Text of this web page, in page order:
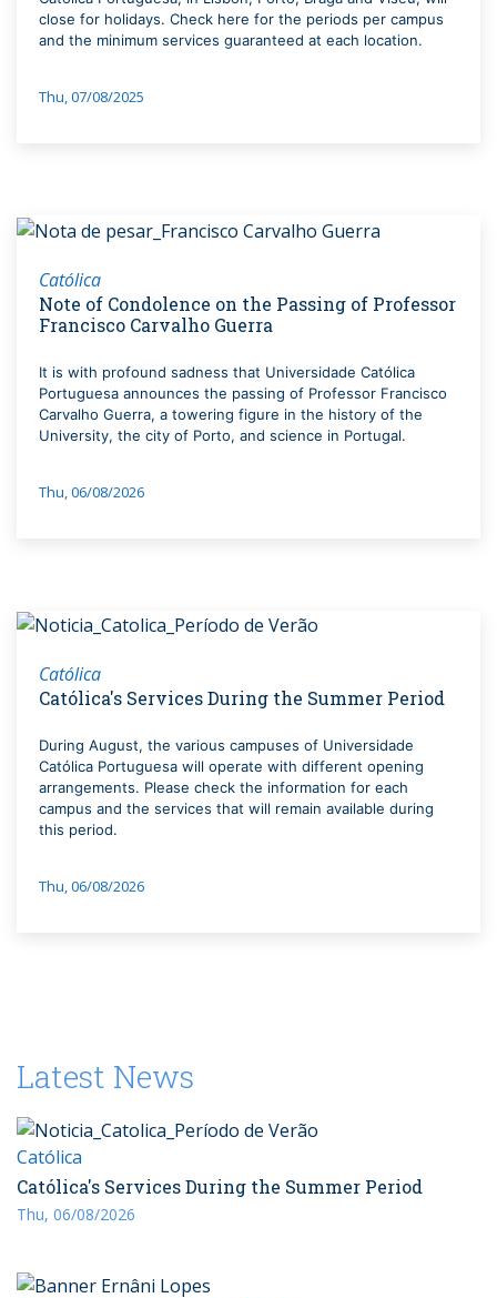
close for holidays. Check here for the periods per campus
and the minimum services guaranteed at each location.
Thu, 07/08/2025
Católica
Note of Condolence on the Passing of Professor
Francisco Carvalho Guerra
It is with profound sadness that Universidade Católica
Portuguesa announces the passing of Professor Francisco
Carvalho Guerra, a towering figure in the history of the
University, the city of Porto, and science in Portugal.
Thu, 06/08/2026
Católica
Católica's Services During the Summer Period
During August, the various campuses of Universidade
Católica Portuguesa will operate with different opening
arrangements. Please check the information for each
campus and the services that will remain available during
this period.
Thu, 06/08/2026
Latest News
Católica
Católica's Services During the Summer Period
Thu, 06/08/2026